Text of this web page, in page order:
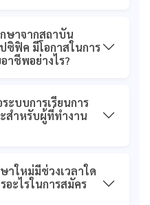
ษาจากสถาบัน
ซิฟิค มีโอกาสในการ
าชีพอย่างไร?
ะบบการเรียนการ
สำหรับผู้ที่ทำงาน
าใหม่มีช่วงเวลาใด
อะไรในการสมัคร